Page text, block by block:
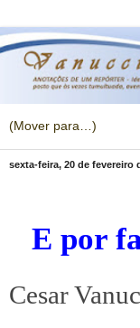
sexta-feira, 20 de fevereiro
E por
Cesar